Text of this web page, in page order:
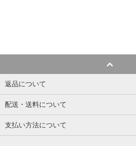
返品について
配送・送料について
支払い方法について